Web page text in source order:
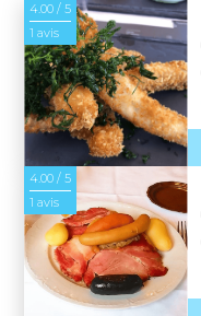
4.00 / 5
1 avis
4.00 / 5
1 avis